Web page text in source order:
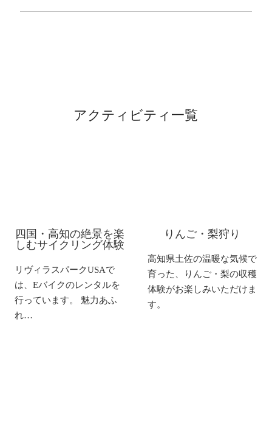
アクティビティ一覧
四国・高知の絶景を楽
しむサイクリング体験
リヴィラスパークUSAで
は、Eバイクのレンタルを
行っています。 魅力あふ
れ…
りんご・梨狩り
高知県土佐の温暖な気候で
育った、りんご・梨の収穫
体験がお楽しみいただけま
す。